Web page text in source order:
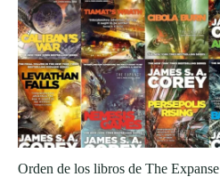
Orden de los libros de The Expanse